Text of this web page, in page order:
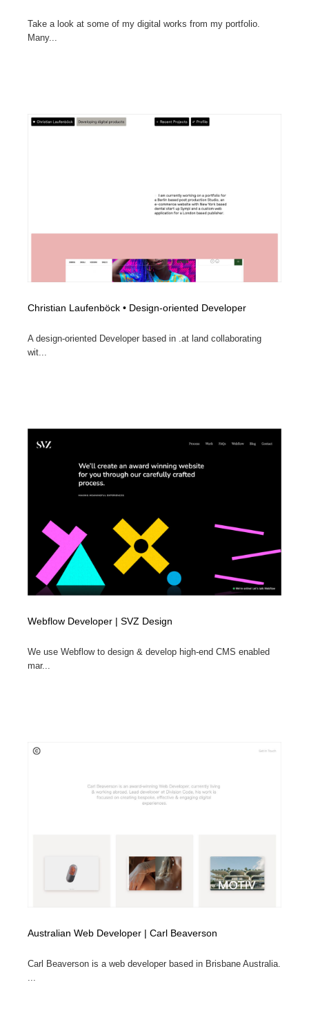
Take a look at some of my digital works from my portfolio.
Many...
Christian Laufenböck • Design-oriented Developer
A design-oriented Developer based in .at land collaborating
wit...
Webflow Developer | SVZ Design
We use Webflow to design & develop high-end CMS enabled
mar...
Australian Web Developer | Carl Beaverson
Carl Beaverson is a web developer based in Brisbane Australia.
...